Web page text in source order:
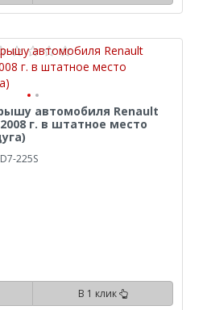
автомобиля Renault
г. в штатное место
225S
В 1 клик